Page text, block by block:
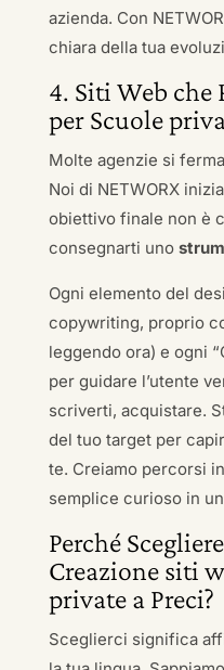
azienda. Con
chiara della tua
4. Siti Web
per Scuole
Molte agenzie si
Noi di NETWORX
obiettivo finale non è
consegnarti uno
Ogni elemento del
copywriting, proprio
leggendo ora) e ogni
per guidare l’utente
scriverti, acquistare.
del tuo target per
te. Creiamo percorsi
semplice curioso in
Perché
Creazione siti
private a Preci?
Sceglierci significa